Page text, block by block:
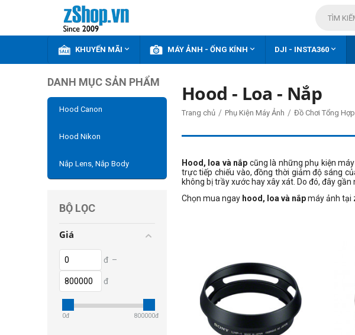
KHUYẾN MÃI  MÁY ẢNH - ỐNG KÍNH  DJI - INSTA360 
DANH MỤC SẢN PHẨM
Hood Canon
Hood Nikon
Nắp Lens, Nắp Body
BỘ LỌC
Giá
đ –
đ
0đ 800000đ
Hood - Loa - Nắp
Trang chủ / Phụ Kiện Máy Ảnh / Đồ Chơi Tổng Hợp
Hood, loa và nắp cũng là những phụ kiện
trực tiếp chiếu vào, đồng thời giảm độ sáng
không bị trầy xước hay xây xát. Do đó, đây
Chọn mua ngay hood, loa và nắpmáy ảnh tại